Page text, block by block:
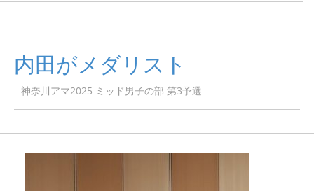
内田がメダリスト
神奈川アマ2025 ミッド男子の部 第3予選